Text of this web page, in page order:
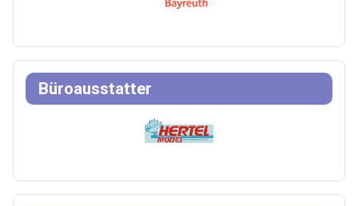
Büroausstatter